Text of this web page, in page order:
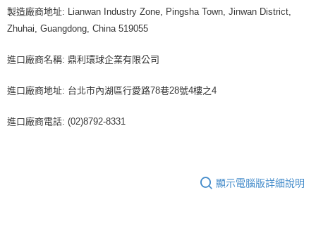
製造廠商地址: Lianwan Industry Zone, Pingsha Town, Jinwan District,
Zhuhai, Guangdong, China 519055
進口廠商名稱: 鼎利環球企業有限公司
進口廠商地址: 台北市內湖區行愛路78巷28號4樓之4
進口廠商電話: (02)8792-8331
顯示電腦版詳細說明